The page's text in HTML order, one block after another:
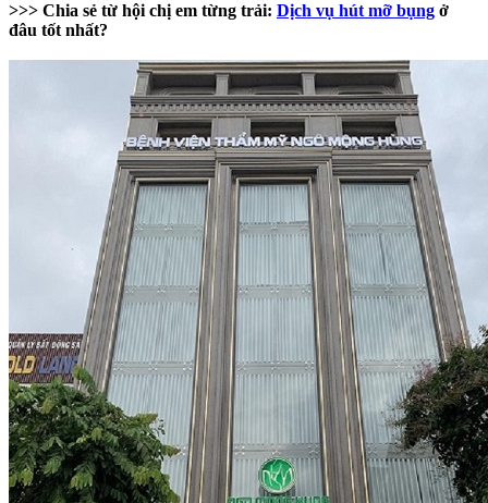
>>> Chia sẻ từ hội chị em từng trải: Dịch vụ hút mỡ bụng ở
đâu tốt nhất?